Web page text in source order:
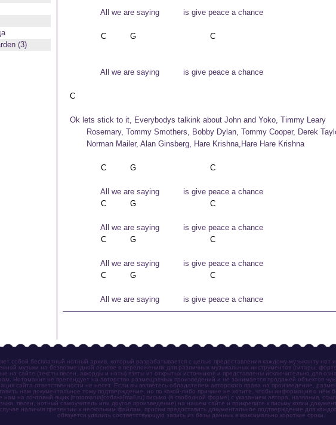
                All we are saying          is give peace a chance
                C          G                               C
                All we are saying          is give peace a chance
   Ok lets stick to it, Everybodys talkink about John and Yoko, Timmy Leary
Rosemary, Tommy Smothers, Bobby Dylan, Tommy Cooper, Derek
          Norman Mailer, Alan Ginsberg, Hare Krishna,Hare Hare Krishna
                All we are saying          is give peace a chance
                All we are saying          is give peace a chance
                All we are saying          is give peace a chance
(3)
собой бесплатный нотный архив, который разрабатывается с целью предоставления каждому музыканту нот
музыки на безвозмездной основе в переложениях для различных музыкальных инструментов (гитары,
на сайте (тексты песен, аккорды и ноты) взяты из открытых источников и представлены исключительно для
Нотомания не претендует на авторство размещаемых произведений и не занимается продажей объектов
сайта ответственности не несет. Если вы являетесь обладателем авторского права на произведение,
нам документальное тому подтверждение, но по какой-либо причине не хотите, чтобы информация о нём
на почтовый ящик (notomania[собака]mail.ru) письмо (в свободной форме) с указанием автора, названия,
песен, нотный самоучитель или другое произведение) на нашем сайте и прикрепите к письму копии
наличия претензии к нескольким файлам, просим предоставить документальное подтверждение для
обязуется удалить соответствующую запись из базы данных в максимально короткие сроки.